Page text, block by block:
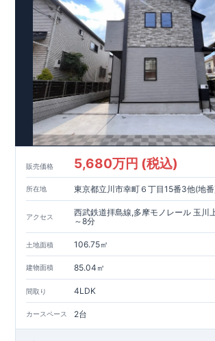
販売価格 5,680万円 (税込)
所在地 東京都立川市幸町６丁目15番3他(地
アクセス
西武鉄道拝島線,多摩モノレール 玉川
～8分
土地面積 106.75㎡
建物面積 85.04㎡
間取り 4LDK
カースペース 2台